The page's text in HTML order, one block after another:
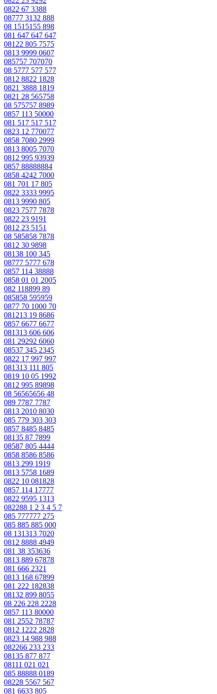
0822 67 3388
08777 3132 888
08 1515155 898
081 647 647 647
08122 805 7575
0813 9999 0607
085757 707070
08 5777 577 577
0812 8822 1828
0821 3888 1819
0821 28 565758
08 575757 8989
0857 113 50000
081 517 517 517
0823 12 770077
0858 7080 2999
0813 8005 7070
0812 995 93939
0857 88888884
0858 4242 7000
081 701 17 805
0822 3333 9995
0813 9990 805
0823 7577 7878
0822 23 9191
0812 23 5151
08 585858 7878
0812 30 9898
08138 100 345
08777 5777 678
0857 114 38888
0858 01 01 2005
082 118899 89
085858 595959
0877 70 1000 70
081213 19 8686
0857 6677 6677
081313 606 606
081 29292 6060
08537 345 2345
0822 17 997 997
081313 111 805
0819 10 05 1992
0812 995 89898
08 56565656 48
089 7787 7787
0813 2010 8030
085 779 303 303
0857 8485 8485
08135 87 7899
08587 805 4444
0858 8586 8586
0813 299 1919
0813 5758 1689
0822 10 081828
0857 114 17777
0822 9595 1313
082288 1 2 3 4 5 7
085 777777 275
085 885 885 000
08 131313 7020
0812 8888 4949
081 38 353636
0813 889 67878
081 666 2321
0813 168 67899
081 222 182838
08132 899 8055
08 226 228 2228
0857 113 80000
081 2552 78787
0812 1222 2828
0823 14 988 988
082266 233 233
08135 877 877
08111 021 021
085 88888 0189
08228 5567 567
081 6633 805